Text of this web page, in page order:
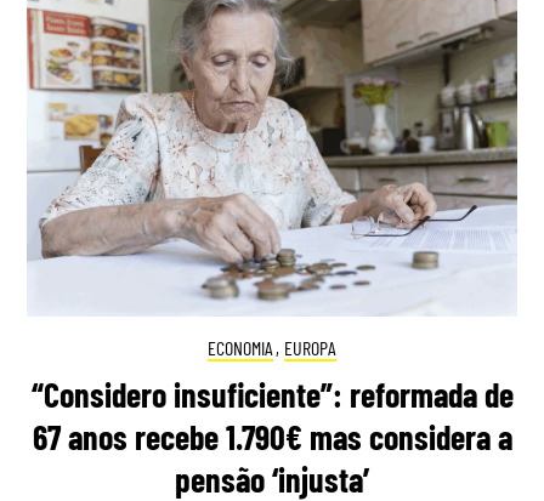
ECONOMIA , EUROPA
“Considero insuficiente”: reformada de
67 anos recebe 1.790€ mas considera a
pensão ‘injusta’